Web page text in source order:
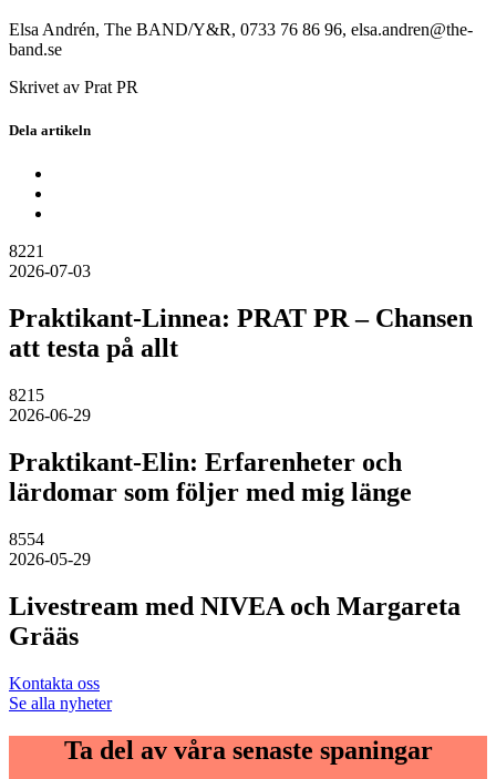
Elsa Andrén, The BAND/Y&R, 0733 76 86 96, elsa.andren@the-
band.se
Skrivet av Prat PR
Dela artikeln
8221
2026-07-03
Praktikant-Linnea: PRAT PR – Chansen
att testa på allt
8215
2026-06-29
Praktikant-Elin: Erfarenheter och
lärdomar som följer med mig länge
8554
2026-05-29
Livestream med NIVEA och Margareta
Grääs
Kontakta oss
Se alla nyheter
Ta del av våra senaste spaningar